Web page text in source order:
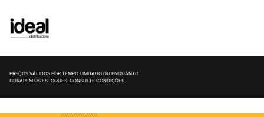
PREÇOS VÁLIDOS POR TEMPO LIMITADO OU ENQUANTO
DURAREM OS ESTOQUES. CONSULTE CONDIÇÕES.